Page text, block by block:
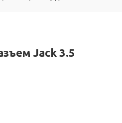
Jack 3.5